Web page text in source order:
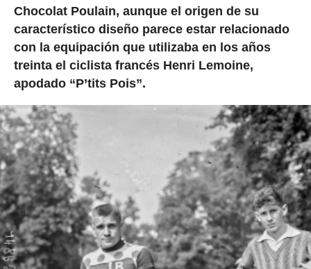
Chocolat Poulain, aunque el origen de su
característico diseño parece estar relacionado
con la equipación que utilizaba en los años
treinta el ciclista francés Henri Lemoine,
apodado “P’tits Pois”.